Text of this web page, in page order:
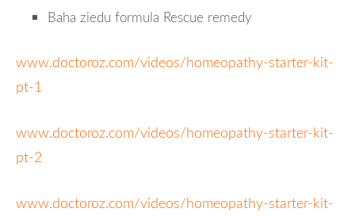
Baha ziedu formula Rescue remedy
www.doctoroz.com/videos/homeopathy-starter-kit-
pt-1
www.doctoroz.com/videos/homeopathy-starter-kit-
pt-2
www.doctoroz.com/videos/homeopathy-starter-kit-